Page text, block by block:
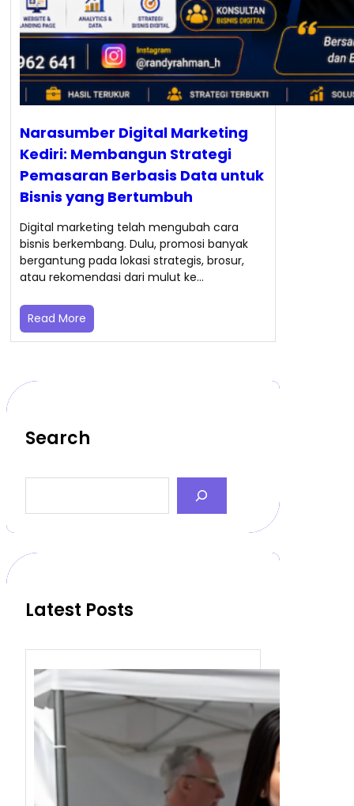
Narasumber Digital Marketing
Kediri: Membangun Strategi
Pemasaran Berbasis Data untuk
Bisnis yang Bertumbuh
Digital marketing telah mengubah cara
bisnis berkembang. Dulu, promosi banyak
bergantung pada lokasi strategis, brosur,
atau rekomendasi dari mulut ke…
Read More
Search
a
c
Latest Posts